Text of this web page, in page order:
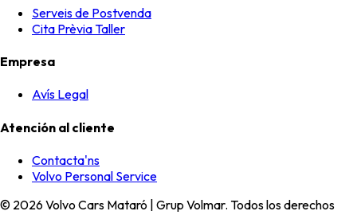
Serveis de Postvenda
Cita Prèvia Taller
Empresa
Avís Legal
Atención al cliente
Contacta'ns
Volvo Personal Service
© 2026 Volvo Cars Mataró | Grup Volmar. Todos los derechos